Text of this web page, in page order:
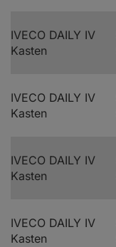
IVECO DAILY IV
Kasten
IVECO DAILY IV
Kasten
IVECO DAILY IV
Kasten
IVECO DAILY IV
Kasten